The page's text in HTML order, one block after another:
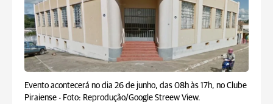
Evento acontecerá no dia 26 de junho, das 08h às 17h, no Clube
Piraiense - Foto: Reprodução/Google Streew View.